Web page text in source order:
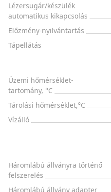
Lézersugár/készülék
automatikus kikapcsolás
Előzmény-nyilvántartás
Tápellátás
Üzemi hőmérséklet-
tartomány, °C
Tárolási hőmérséklet,°C
Vízálló
Háromlábú állványra történő
felszerelés
Háromlábú állvány adapter